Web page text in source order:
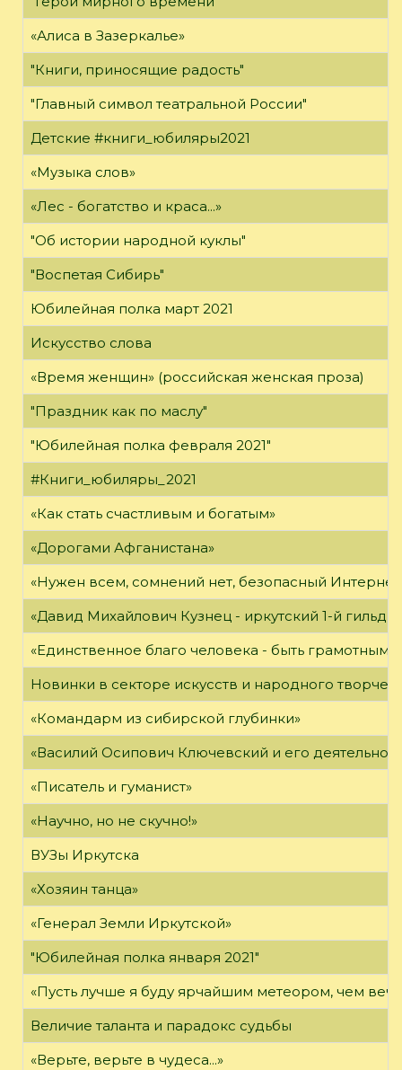
«Алиса в Зазеркалье»
"Книги, приносящие радость"
"Главный символ театральной России"
Детские #книги_юбиляры2021
«Музыка слов»
«Лес - богатство и краса...»
"Об истории народной куклы"
"Воспетая Сибирь"
Юбилейная полка март 2021
Искусство слова
«Время женщин» (российская женская проза)
"Праздник как по маслу"
"Юбилейная полка февраля 2021"
#Книги_юбиляры_2021
«Как стать счастливым и богатым»
«Дорогами Афганистана»
«Нужен всем, сомнений нет, безопасный
«Давид Михайлович Кузнец - иркутский 1-й
«Единственное благо человека - быть грамотным»
Новинки в секторе искусств и народного
«Командарм из сибирской глубинки»
«Василий Осипович Ключевский и его
«Писатель и гуманист»
«Научно, но не скучно!»
ВУЗы Иркутска
«Хозяин танца»
«Генерал Земли Иркутской»
"Юбилейная полка января 2021"
«Пусть лучше я буду ярчайшим метеором, чем
Величие таланта и парадокс судьбы
«Верьте, верьте в чудеса...»